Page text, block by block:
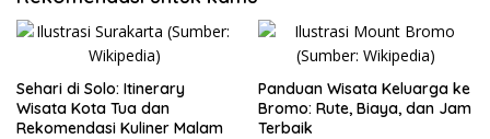
Sehari di Solo: Itinerary
Wisata Kota Tua dan
Rekomendasi Kuliner Malam
Panduan Wisata Keluarga ke
Bromo: Rute, Biaya, dan Jam
Terbaik